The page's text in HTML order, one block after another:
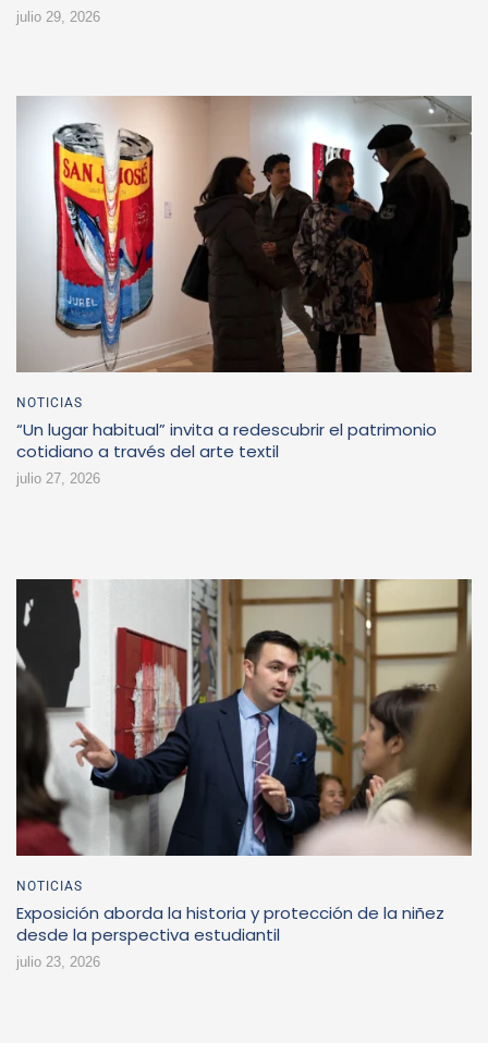
julio 29, 2026
NOTICIAS
“Un lugar habitual” invita a redescubrir el patrimonio
cotidiano a través del arte textil
julio 27, 2026
NOTICIAS
Exposición aborda la historia y protección de la niñez
desde la perspectiva estudiantil
julio 23, 2026